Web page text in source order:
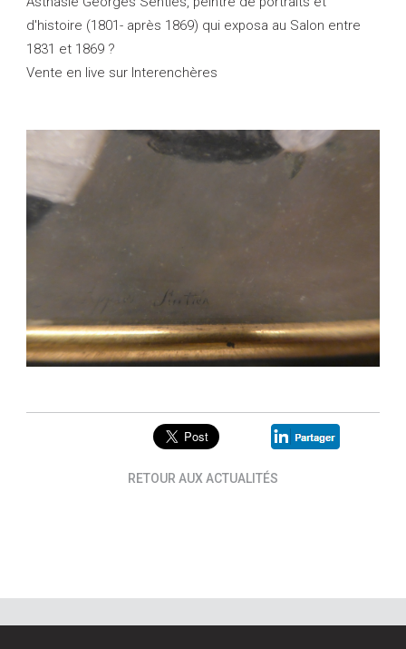
d'histoire (1801- après 1869) qui exposa au Salon entre
1831 et 1869 ?
Vente en live sur Interenchères
RETOUR AUX ACTUALITÉS